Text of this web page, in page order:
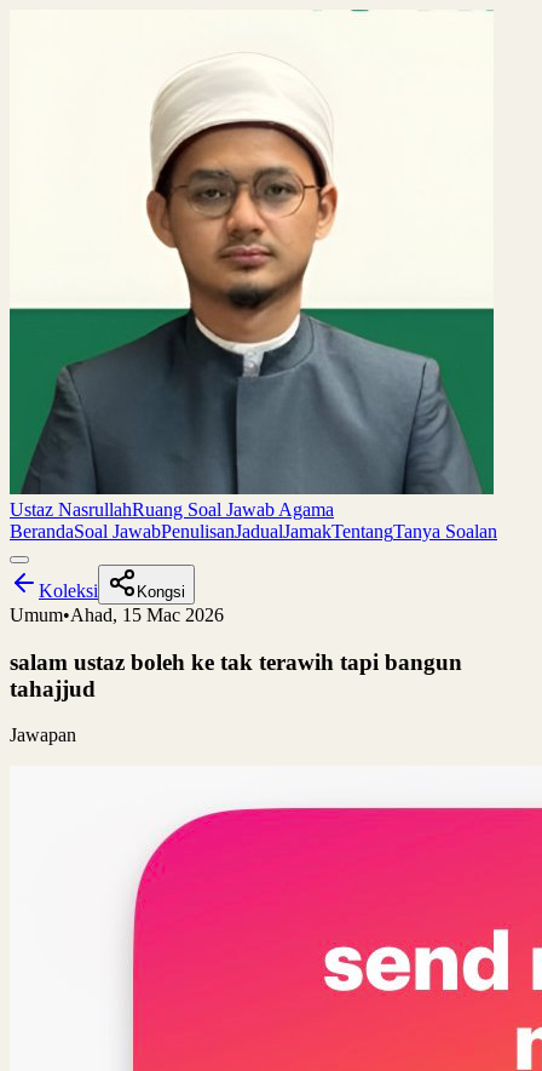
Ustaz NasrullahRuang Soal Jawab Agama
BerandaSoal JawabPenulisanJadualJamakTentangTanya Soalan
Koleksi Kongsi
Umum•Ahad, 15 Mac 2026
salam ustaz boleh ke tak terawih tapi bangun
tahajjud
Jawapan